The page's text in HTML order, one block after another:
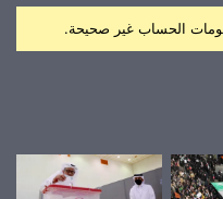
الحساب غير صحيحة.